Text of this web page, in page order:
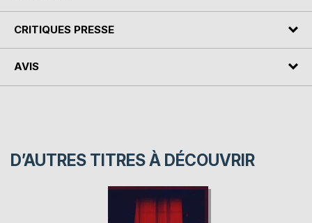
CRITIQUES PRESSE
AVIS
D’AUTRES TITRES À DÉCOUVRIR